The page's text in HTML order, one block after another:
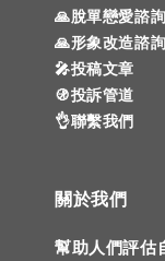
🙏脫單戀愛諮詢
🙏形象改造諮詢
🎤投稿文章
🚯投訴管道
👌聯繫我們
關於我們
幫助人們評估